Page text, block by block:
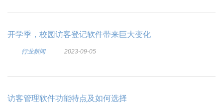
开学季，校园访客登记软件带来巨大变化
行业新闻 2023-09-05
访客管理软件功能特点及如何选择